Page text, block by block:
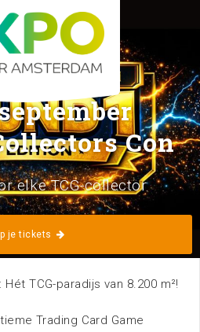
(Greater Amsterdam) ·
Con
elke TCG-collector
je tickets
TCG-paradijs van 8.200 m²!
Trading Card Game